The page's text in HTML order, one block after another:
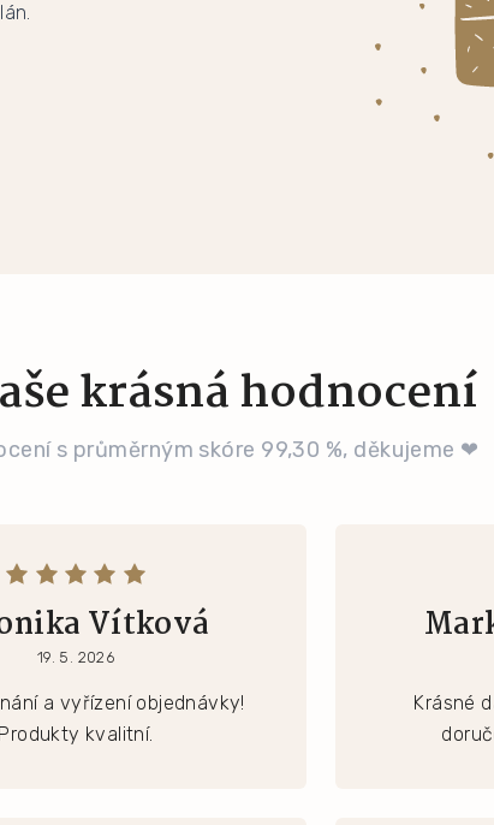
krásná hodnocení
s průměrným skóre 99,30 %, děkujeme ❤
Vítková
19. 5. 2026
a vyřízení objednávky!
Produkty kvalitní.
Krásné